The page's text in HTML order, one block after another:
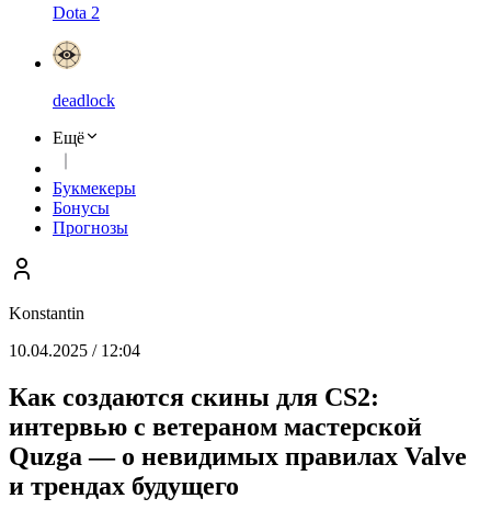
Dota 2
deadlock
Ещё
Букмекеры
Бонусы
Прогнозы
Konstantin
10.04.2025 / 12:04
Как создаются скины для CS2:
интервью с ветераном мастерской
Quzga — о невидимых правилах Valve
и трендах будущего